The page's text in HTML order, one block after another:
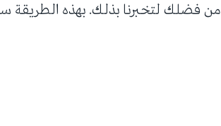
من فضلك لتخبرنا بذلك. بهذه الطريقة